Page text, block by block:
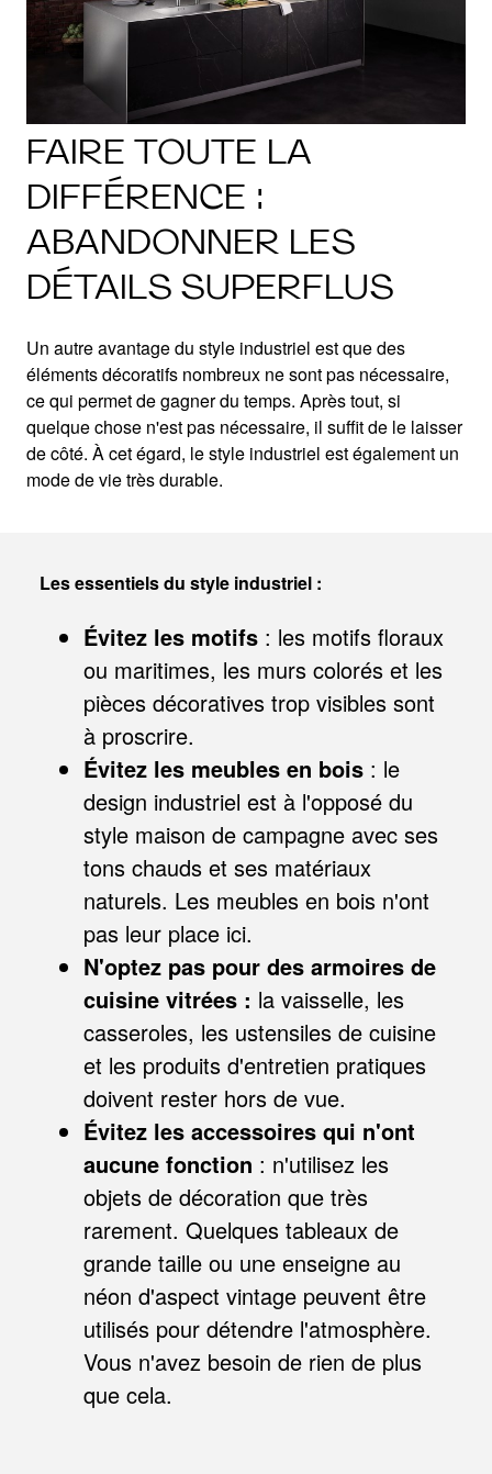
FAIRE TOUTE LA
DIFFÉRENCE :
ABANDONNER LES
DÉTAILS SUPERFLUS
Un autre avantage du style industriel est que des
éléments décoratifs nombreux ne sont pas nécessaire,
ce qui permet de gagner du temps. Après tout, si
quelque chose n'est pas nécessaire, il suffit de le laisser
de côté. À cet égard, le style industriel est également un
mode de vie très durable.
Les essentiels du style industriel :
Évitez les motifs : les motifs floraux
ou maritimes, les murs colorés et les
pièces décoratives trop visibles sont
à proscrire.
Évitez les meubles en bois : le
design industriel est à l'opposé du
style maison de campagne avec ses
tons chauds et ses matériaux
naturels. Les meubles en bois n'ont
pas leur place ici.
N'optez pas pour des armoires de
cuisine vitrées : la vaisselle, les
casseroles, les ustensiles de cuisine
et les produits d'entretien pratiques
doivent rester hors de vue.
Évitez les accessoires qui n'ont
aucune fonction : n'utilisez les
objets de décoration que très
rarement. Quelques tableaux de
grande taille ou une enseigne au
néon d'aspect vintage peuvent être
utilisés pour détendre l'atmosphère.
Vous n'avez besoin de rien de plus
que cela.